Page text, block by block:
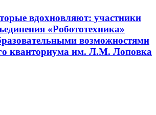
вдохновляют: участники
«Робототехника»
возможностями
кванториума им. Л.М. Лоповка